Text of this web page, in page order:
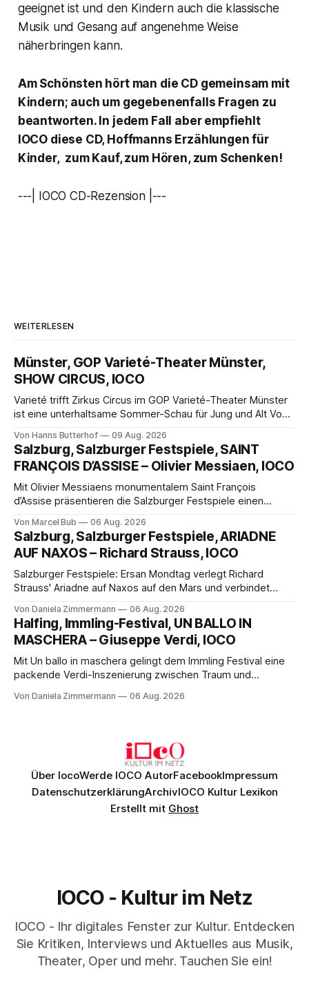
geeignet ist und den Kindern auch die klassische
Musik und Gesang auf angenehme Weise
näherbringen kann.
Am Schönsten hört man die CD gemeinsam mit
Kindern; auch um gegebenenfalls Fragen zu
beantworten. In jedem Fall aber empfiehlt
IOCO diese CD, Hoffmanns Erzählungen für
Kinder,zum Kauf, zum Hören, zum Schenken!
---| IOCO CD-Rezension |---
WEITERLESEN
Münster, GOP Varieté-Theater Münster,
SHOW CIRCUS, IOCO
Varieté trifft Zirkus Circus im GOP Varieté-Theater Münster
ist eine unterhaltsame Sommer-Schau für Jung und Alt Von
Münster der Vorhang zur neuen Show Circus hebt, erkundet
wohl auch eine junge Frau, wie es ist, wenn der Zirkus ins
Varieté kommt.
Von Hanns Butterhof 09 Aug. 2026
Salzburg, Salzburger Festspiele, SAINT
FRANÇOIS D’ASSISE – Olivier Messiaen, IOCO
Mit Olivier Messiaens monumentalem Saint François
d’Assise präsentieren die Salzburger Festspiele einen
eine bildgewaltige Inszenierung, Maxime Pascal entfaltet
die komplexe Partitur eindrucksvoll, Philippe Sly berührt als
Franziskus.
Von Marcel Bub 06 Aug. 2026
Salzburg, Salzburger Festspiele, ARIADNE
AUF NAXOS – Richard Strauss, IOCO
Salzburger Festspiele: Ersan Mondtag verlegt Richard
Strauss' Ariadne auf Naxos auf den Mars und verbindet
Aufführung mit starken Solisten und den Wiener
Philharmonikern, szenisch bleibt der zweite Akt jedoch
hinter den Erwartungen zurück.
Von Daniela Zimmermann 06 Aug. 2026
Halfing, Immling-Festival, UN BALLO IN
MASCHERA – Giuseppe Verdi, IOCO
Mit Un ballo in maschera gelingt dem Immling Festival eine
packende Verdi-Inszenierung zwischen Traum und
psychologische Tiefe mit starken Bildern, getragen von
Von Daniela Zimmermann 06 Aug. 2026
Über IocoWerde IOCO AutorFacebookImpressum
DatenschutzerklärungArchivIOCO Kultur Lexikon
Erstellt mit Ghost
IOCO - Kultur im Netz
IOCO - Ihr digitales Fenster zur Kultur. Entdecken
Sie Kritiken, Interviews und Aktuelles aus Musik,
Theater, Oper und mehr. Tauchen Sie ein!